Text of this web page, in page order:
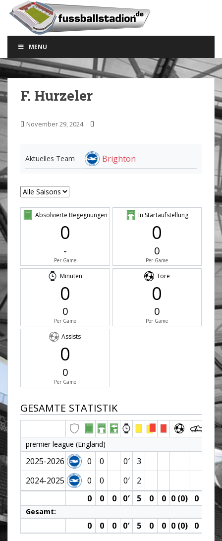
o
a
i
c
t
e
n
t
MENU
F. Hurzeler
November 29, 2024
Aktuelles Team Brighton
Absolvierte Begegnungen
0
-
Per Game
In Startaufstellung
0
0
Per Game
Minuten
0
0
Per Game
Tore
0
0
Per Game
Assists
0
0
Per Game
GESAMTE STATISTIK
premier league (England)
2025-2026 0 0 0′
3
2024-2025
0 0 0′
2
0
0 0 0′ 5 0 0 0 (0) 0
Gesamt:
0 0 0 0′ 5 0 0 0 (0) 0